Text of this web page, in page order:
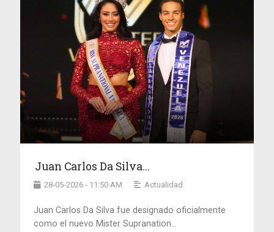
Juan Carlos Da Silva...
28-05-2026 - 11:50 AM Actualidad
Juan Carlos Da Silva fue designado oficialmente
como el nuevo Mister Supranation...